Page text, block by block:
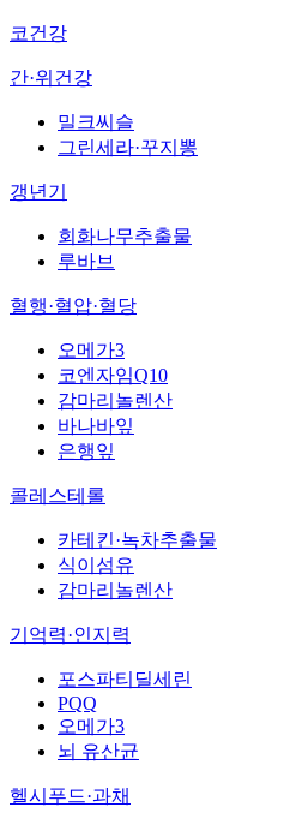
코건강
간·위건강
밀크씨슬
그린세라·꾸지뽕
갱년기
회화나무추출물
루바브
혈행·혈압·혈당
오메가3
코엔자임Q10
감마리놀렌산
바나바잎
은행잎
콜레스테롤
카테킨·녹차추출물
식이섬유
감마리놀렌산
기억력·인지력
포스파티딜세린
PQQ
오메가3
뇌 유산균
헬시푸드·과채